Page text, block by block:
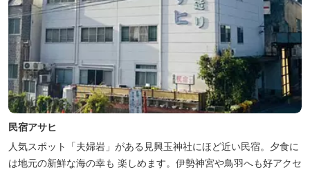
民宿アサヒ
人気スポット「夫婦岩」がある見興玉神社にほど近い民宿。夕食に
は地元の新鮮な海の幸も 楽しめます。伊勢神宮や鳥羽へも好アクセ